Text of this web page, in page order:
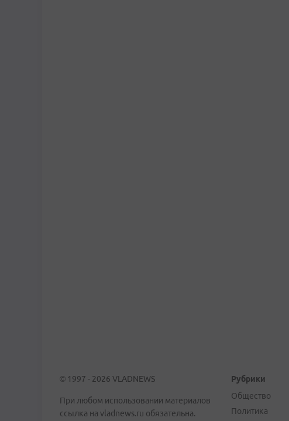
© 1997 - 2026 VLADNEWS
При любом использовании материалов
ссылка на vladnews.ru обязательна.
Рубрики
Общество
Политика